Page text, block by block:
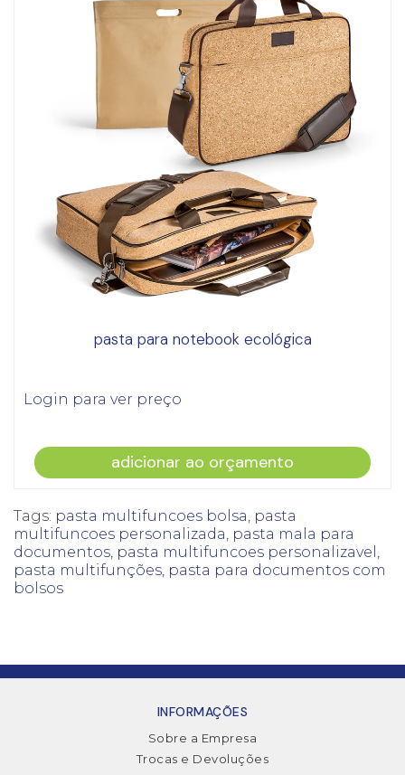
pasta para notebook ecológica
Login para ver preço
adicionar ao orçamento
Tags: pasta multifuncoes bolsa, pasta
multifuncoes personalizada, pasta mala para
documentos, pasta multifuncoes personalizavel ,
pasta multifunções, pasta para documentos com
bolsos
INFORMAÇÕES
Sobre a Empresa
Trocas e Devoluções